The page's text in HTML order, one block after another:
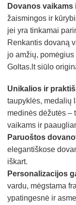
Dovanos vaikams
žaismingos ir
jei yra tinkamai
Renkantis dovaną
jo amžių,
Goltas.lt siūlo
Unikalios ir
taupyklės, medalių
medinės dėžutės –
vaikams ir
Paruoštos
elegantiškose
iškart.
Personalizacijos
vardu, mėgstama
ypatingesnė ir